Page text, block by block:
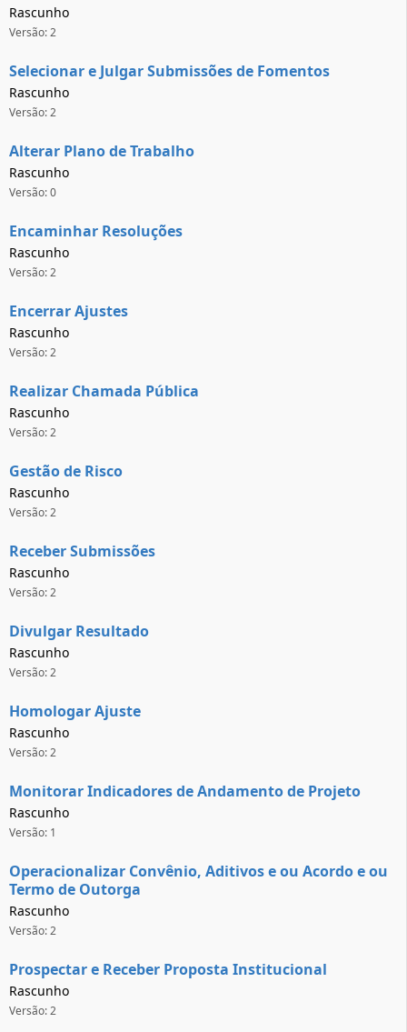
Rascunho
Versão: 2
Selecionar e Julgar Submissões de Fomentos
Rascunho
Versão: 2
Alterar Plano de Trabalho
Rascunho
Versão: 0
Encaminhar Resoluções
Rascunho
Versão: 2
Encerrar Ajustes
Rascunho
Versão: 2
Realizar Chamada Pública
Rascunho
Versão: 2
Gestão de Risco
Rascunho
Versão: 2
Receber Submissões
Rascunho
Versão: 2
Divulgar Resultado
Rascunho
Versão: 2
Homologar Ajuste
Rascunho
Versão: 2
Monitorar Indicadores de Andamento de Projeto
Rascunho
Versão: 1
Operacionalizar Convênio, Aditivos e ou Acordo e ou
Termo de Outorga
Rascunho
Versão: 2
Prospectar e Receber Proposta Institucional
Rascunho
Versão: 2